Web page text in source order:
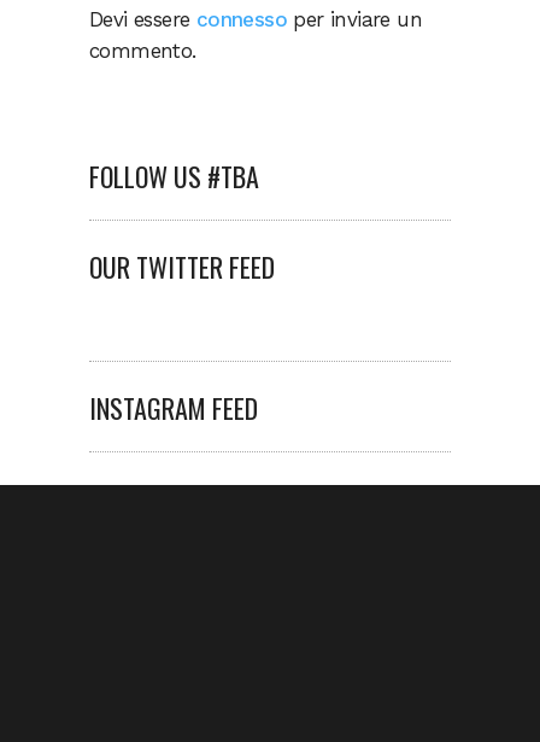
Devi essere connesso per inviare un
commento.
FOLLOW US #TBA
OUR TWITTER FEED
INSTAGRAM FEED